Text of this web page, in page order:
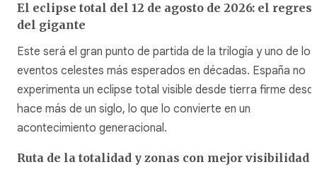
El eclipse total del 12 de agosto de 2026: el
del gigante
Este será el gran punto de partida de la trilogía y uno de los
eventos celestes más esperados en décadas. España no
experimenta un eclipse total visible desde tierra firme
hace más de un siglo, lo que lo convierte en un
acontecimiento generacional.
Ruta de la totalidad y zonas con mejor visibilidad